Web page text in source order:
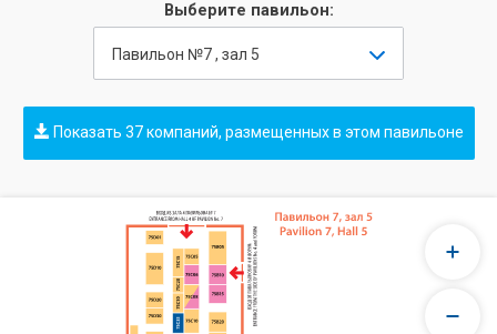
Выберите павильон:
Павильон №7 , зал 5
Показать 37 компаний, размещенных в этом павильоне